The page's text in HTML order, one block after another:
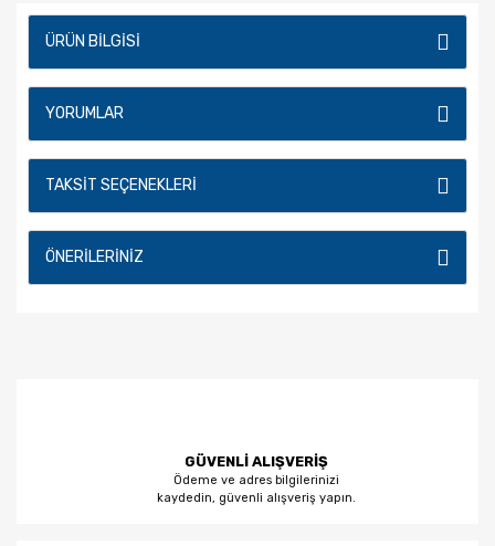
ÜRÜN BILGISI
YORUMLAR
TAKSIT SEÇENEKLERI
ÖNERILERINIZ
GÜVENLİ ALIŞVERİŞ
Ödeme ve adres bilgilerinizi
kaydedin, güvenli alışveriş yapın.